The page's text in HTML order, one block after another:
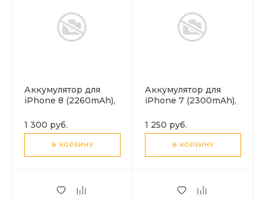
Аккумулятор для
iPhone 8 (2260mAh),
1 300 руб.
В КОРЗИНУ
Аккумулятор для
iPhone 7 (2300mAh),
1 250 руб.
В КОРЗИНУ